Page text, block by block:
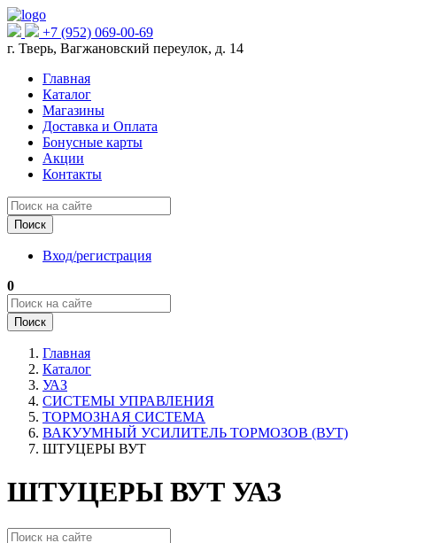
+7 (952) 069-00-69
г. Тверь, Вагжановский переулок, д. 14
Главная
Каталог
Магазины
Доставка и Оплата
Бонусные карты
Акции
Контакты
Поиск
Вход/регистрация
0
Поиск
Главная
Каталог
УАЗ
СИСТЕМЫ УПРАВЛЕНИЯ
ТОРМОЗНАЯ СИСТЕМА
ВАКУУМНЫЙ УСИЛИТЕЛЬ ТОРМОЗОВ (ВУТ)
ШТУЦЕРЫ ВУТ
ШТУЦЕРЫ ВУТ УАЗ